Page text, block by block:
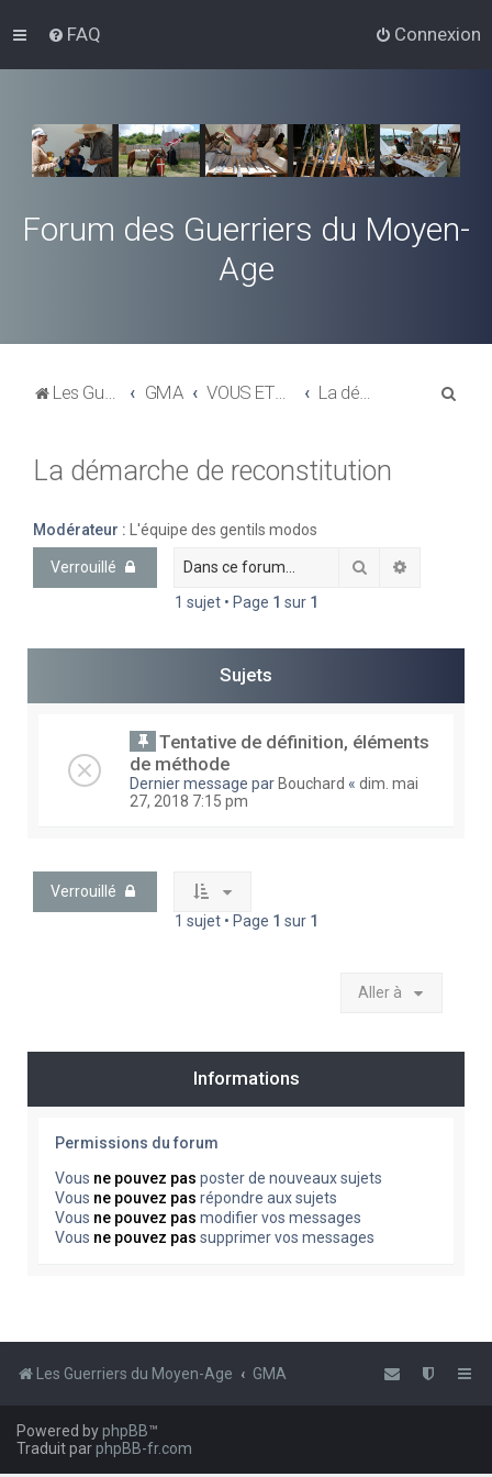
FAQ Connexion
Forum des Guerriers du Moyen-
Age
Les Guerriers du Moyen-Age GMA VOUS ETES NOUVEAU SUR CE FORUM, CETTE RUBRIQUE VOUS CONCERNE La démarche de reconstitution
La démarche de reconstitution
Modérateur : L'équipe des gentils modos
Verrouillé Rechercher
1 sujet • Page 1 sur 1
Sujets
Tentative de définition, éléments
de méthode
Dernier message par Bouchard « dim. mai
27, 2018 7:15 pm
Verrouillé
1 sujet • Page 1 sur 1
Aller à
Informations
Permissions du forum
Vous ne pouvez pas poster de nouveaux sujets
Vous ne pouvez pas répondre aux sujets
Vous ne pouvez pas modifier vos messages
Vous ne pouvez pas supprimer vos messages
Les Guerriers du Moyen-Age GMA
Powered byphpBB™
Traduit parphpBB-fr.com